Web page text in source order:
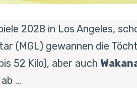
2028 in Los Angeles,
(MGL) gewannen die
52 Kilo), aber auch
…